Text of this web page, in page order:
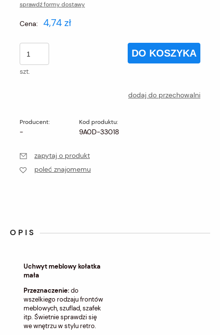
Cena nie zawiera ewentualnych kosztów płatności
sprawdź formy dostawy
Cena: 4,74 zł
szt.
DO KOSZYKA
dodaj do przechowalni
Producent:
-
Kod produktu:
9A0D-33018
zapytaj o produkt
poleć znajomemu
OPIS
Uchwyt meblowy kołatka
mała
Przeznaczenie:do
wszelkiego rodzaju frontów
meblowych, szuflad, szafek
itp. Świetnie sprawdzi się
we wnętrzu w stylu retro.